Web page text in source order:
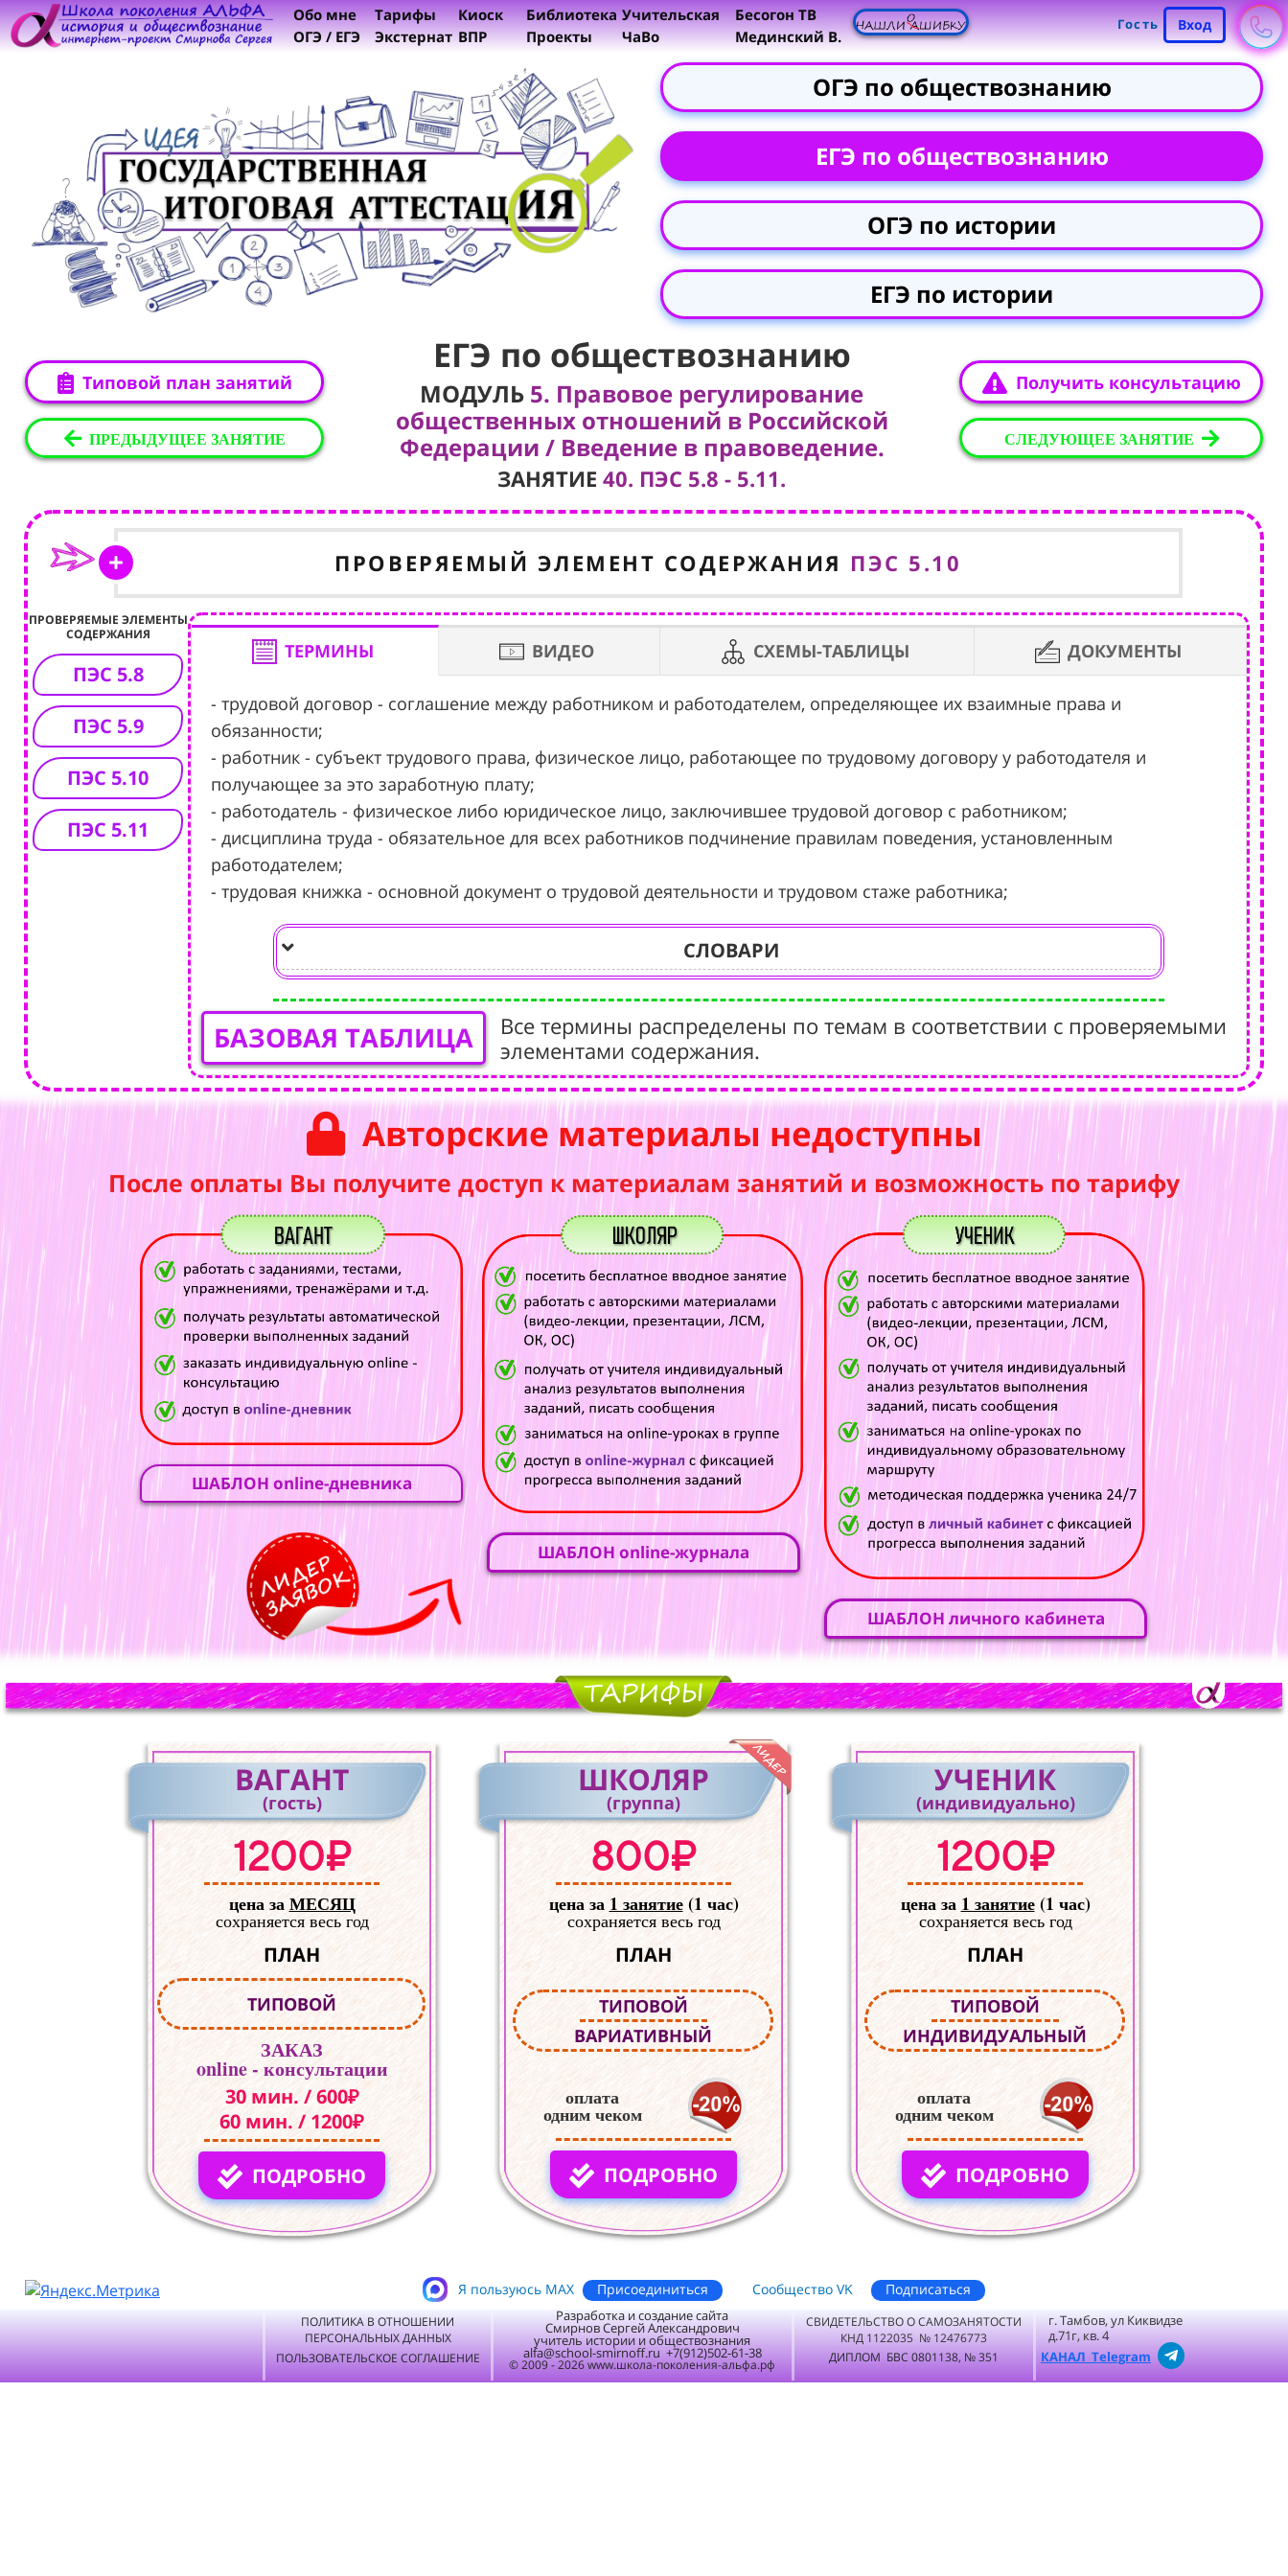
Обо мне
ОГЭ / ЕГЭ
Тарифы
Экстернат
Киоск
ВПР
Библиотека
Проекты
Учительская
ЧаВо
Бесогон ТВ
Мединский В.
Гость Вход
ОГЭ по обществознанию
ЕГЭ по обществознанию
ОГЭ по истории
ЕГЭ по истории
Типовой план занятий
ПРЕДЫДУЩЕЕ ЗАНЯТИЕ
ЕГЭ по обществознанию
МОДУЛЬ 5. Правовое регулирование
общественных отношений в Российской
Федерации / Введение в правоведение.
ЗАНЯТИЕ 40. ПЭС 5.8 - 5.11.
Получить консультацию
СЛЕДУЮЩЕЕ ЗАНЯТИЕ
ПРОВЕРЯЕМЫЙ ЭЛЕМЕНТ СОДЕРЖАНИЯ ПЭС 5.10
ПРОВЕРЯЕМЫЕ ЭЛЕМЕНТЫ
СОДЕРЖАНИЯ
ПЭС 5.8
ПЭС 5.9
ПЭС 5.10
ПЭС 5.11
ТЕРМИНЫ ВИДЕО СХЕМЫ-ТАБЛИЦЫ ДОКУМЕНТЫ
- трудовой договор - соглашение между работником и работодателем, определяющее их взаимные права и
обязанности;
- работник - субъект трудового права, физическое лицо, работающее по трудовому договору у работодателя и
получающее за это заработную плату;
- работодатель - физическое либо юридическое лицо, заключившее трудовой договор с работником;
- дисциплина труда - обязательное для всех работников подчинение правилам поведения, установленным
работодателем;
- трудовая книжка - основной документ о трудовой деятельности и трудовом стаже работника;
СЛОВАРИ
БАЗОВАЯ ТАБЛИЦА
Все термины распределены по темам в соответствии с проверяемыми
элементами содержания.
Авторские материалы недоступны
После оплаты Вы получите доступ к материалам занятий и возможность по тарифу
ШАБЛОН online-дневника
ШАБЛОН online-журнала
ШАБЛОН личного кабинета
ВАГАНТ
(гость)
1200₽
цена заМЕСЯЦ
сохраняется весь год
ПЛАН
ТИПОВОЙ
ЗАКАЗ
online - консультации
30 мин. / 600₽
60 мин. / 1200₽
ПОДРОБНО
ШКОЛЯР
(группа)
800₽
цена за 1 занятие(1 час)
сохраняется весь год
ПЛАН
ТИПОВОЙ
ВАРИАТИВНЫЙ
оплата
одним чеком
ПОДРОБНО
УЧЕНИК
(индивидуально)
1200₽
цена за 1 занятие(1 час)
сохраняется весь год
ПЛАН
ТИПОВОЙ
ИНДИВИДУАЛЬНЫЙ
оплата
одним чеком
ПОДРОБНО
Я пользуюсь MАХ Присоединиться Сообщество VK Подписаться
ПОЛИТИКА В ОТНОШЕНИИ
ПЕРСОНАЛЬНЫХ ДАННЫХ
ПОЛЬЗОВАТЕЛЬСКОЕ СОГЛАШЕНИЕ
Разработка и создание сайта
Смирнов Сергей Александрович
учитель истории и обществознания
alfa@school-smirnoff.ru +7(912)502-61-38
© 2009 - 2026 www.школа-поколения-альфа.рф
СВИДЕТЕЛЬСТВО О САМОЗАНЯТОСТИ
КНД 1122035 № 12476773
ДИПЛОМ БВС 0801138, № 351
г. Тамбов, ул Киквидзе
д.71г, кв. 4
КАНАЛ Telegram